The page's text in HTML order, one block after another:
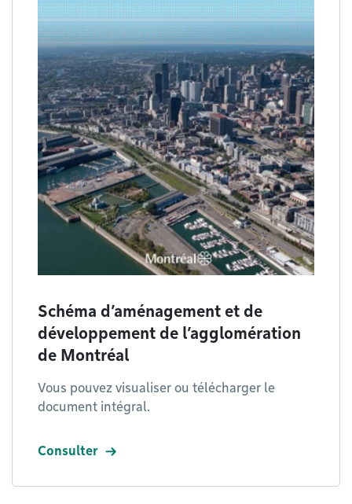
Schéma d’aménagement et de
développement de l’agglomération
de Montréal
Vous pouvez visualiser ou télécharger le
document intégral.
Consulter